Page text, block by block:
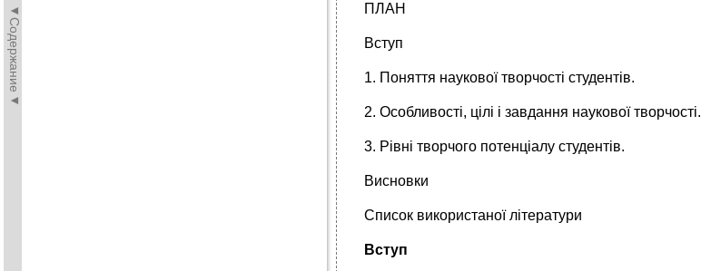
◄Содержание◄ ПЛАН
Вступ
1. Поняття наукової творчості студентів.
2. Особливості, цілі і завдання наукової творчості.
3. Рівні творчого потенціалу студентів.
Висновки
Список використаної літератури
Вступ